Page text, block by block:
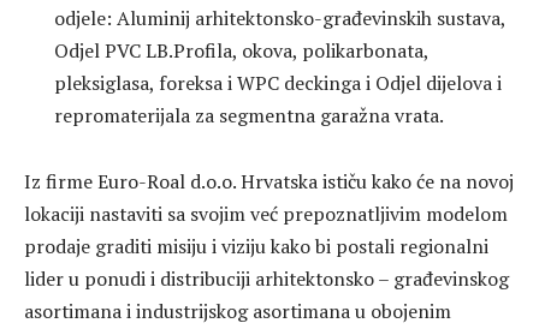
odjele: Aluminij arhitektonsko-građevinskih sustava,
Odjel PVC LB.Profila, okova, polikarbonata,
pleksiglasa, foreksa i WPC deckinga i Odjel dijelova i
repromaterijala za segmentna garažna vrata.
Iz firme Euro-Roal d.o.o. Hrvatska ističu kako će na novoj
lokaciji nastaviti sa svojim već prepoznatljivim modelom
prodaje graditi misiju i viziju kako bi postali regionalni
lider u ponudi i distribuciji arhitektonsko – građevinskog
asortimana i industrijskog asortimana u obojenim